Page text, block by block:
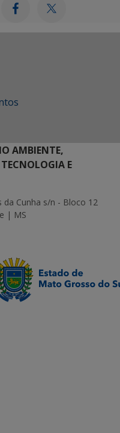
AMBIENTE,
E
da Cunha s/n - Bloco 12
| MS